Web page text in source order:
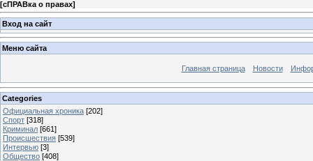
[сПРАВка о правах]
Вход на сайт
Меню сайта
Главная страница Новости
Categories
Официальная хроника [202]
Спорт [318]
Криминал [661]
Происшествия [539]
Интервью [3]
Общество [408]